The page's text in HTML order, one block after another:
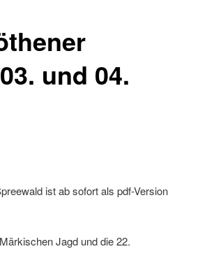
und 04.
ist ab sofort als pdf-Version
Jagd und die 22.